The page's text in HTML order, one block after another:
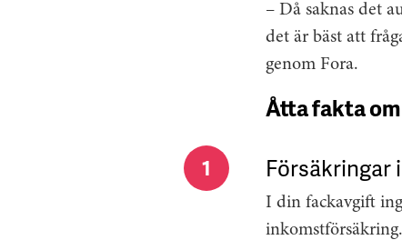
– Då saknas det
det är bäst att
genom Fora.
Åtta fakta
1 Försäkringar
I din fackavgift